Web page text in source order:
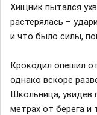
Хищник пытался
растерялась –
и что было силы,
Крокодил опешил
однако вскоре
Школьница, увидев
метрах от берега и